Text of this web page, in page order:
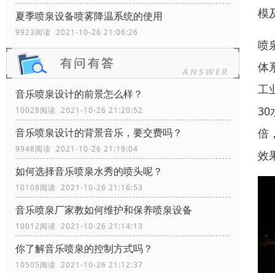
夏季喷泉设备喷雾降温系统的使用
9923阅读 2021-10-26 21:06:26
音乐喷泉设计的前景怎么样？
10028阅读 2021-10-26 21:20:52
音乐喷泉设计的背景音乐，要交费吗？
9948阅读 2021-10-26 21:19:04
如何选择音乐喷泉水秀的喷头呢？
10108阅读 2021-10-26 21:16:53
音乐喷泉厂家教如何维护和保养喷泉设备
10012阅读 2021-10-26 21:14:13
你了解音乐喷泉的控制方式吗？
10505阅读 2021-10-26 21:12:37
模
喷
体
工
30
倍
效